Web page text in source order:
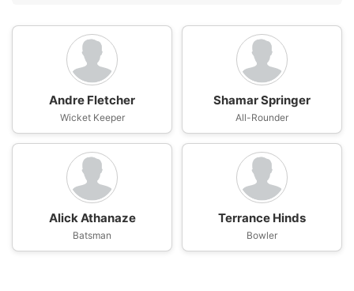
Andre Fletcher
Wicket Keeper
Shamar Springer
All-Rounder
Alick Athanaze
Batsman
Terrance Hinds
Bowler